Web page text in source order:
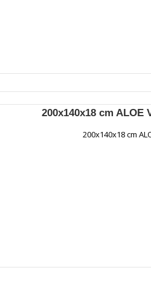
200x140x18 cm